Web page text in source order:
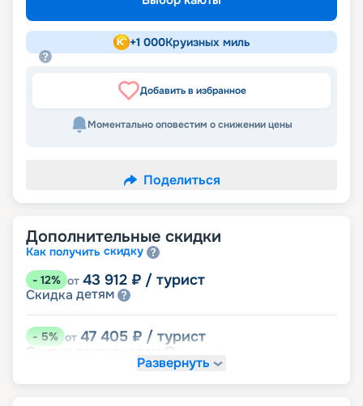
+1 000Круизных миль
Добавить в избранное
Моментально оповестим о снижении цены
Поделиться
Дополнительные скидки
Как получить скидку
- 12% от 43 912 ₽ / турист
Скидка детям
-5% от 47 405 ₽ / турист
Скидка
именинникамРазвернуть